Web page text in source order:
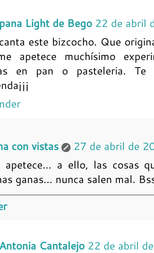
Light de Bego 22 de abril
este bizcocho. Que
apetece muchísimo
en pan o pasteleria. Te
con vistas
27 de abril de
apetece... a ello, las cosas
ganas... nunca salen mal.
Cantalejo 22 de abril